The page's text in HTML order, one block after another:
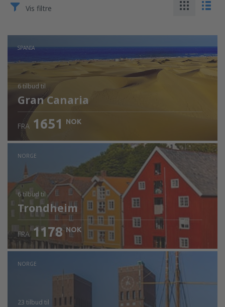
Vis filtre
SPANIA
6 tilbud til
Gran Canaria
FRA 1651 NOK
NORGE
6 tilbud til
Trondheim
FRA 1178 NOK
NORGE
23 tilbud til